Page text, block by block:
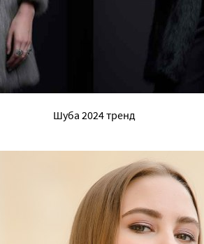
Шуба 2024 тренд